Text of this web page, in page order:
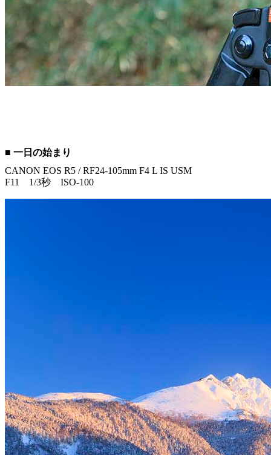
■ 一日の始まり
CANON EOS R5 / RF24-105mm F4 L IS USM
F11 1/3秒 ISO-100